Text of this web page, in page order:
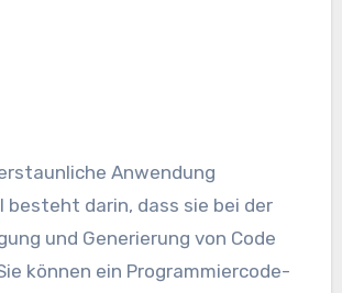
Anwendung
besteht darin, dass sie bei der
und Generierung von Code
können ein Programmiercode-